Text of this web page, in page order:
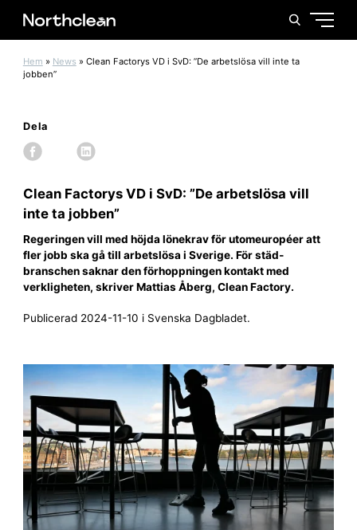
Hem » News » Clean Factorys VD i SvD: ”De arbetslösa vill inte ta
jobben”
Dela
Clean Factorys VD i SvD: ”De arbetslösa vill
inte ta jobben”
Regeringen vill med höjda löne­krav för utom­européer att
fler jobb ska gå till arbets­lösa i Sverige. För städ­
branschen saknar den förhoppningen kontakt med
verkligheten, skriver Mattias Åberg, Clean Factory.
Publicerad 2024-11-10 i Svenska Dagbladet.